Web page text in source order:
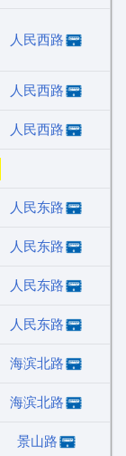
人民西路
人民西路
人民西路
人民东路
人民东路
人民东路
人民东路
海滨北路
海滨北路
景山路